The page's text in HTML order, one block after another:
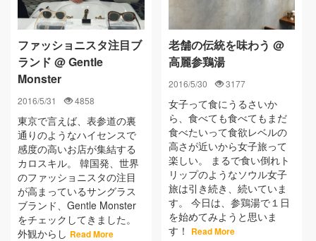
ファッショニスタ注目ブ
ランド @ Gentle
Monster
2016/5/31 4858
東京で言えば、表参道の裏
通りのようなハイセンスで
感度の高いお店が集結する
カロスキル。 韓国発、世界
のファッショニスタの注目
が高まっているサングラス
ブランド、Gentle Monster
をチェックしてきました。
外観からし Read More
老舗の伝統を味わう @
高麗参鶏湯
2016/5/30 3177
女子って食にうるさいか
ら、食べても食べてもまだ
食べたいって食欲レベルの
高さが近いから女子旅って
楽しい。 まるで食い倒れト
リップのようなソウル女子
旅は引き続き、続いていま
す。 今日は、参鶏湯で１日
を始めてみようと思いま
す！
Read More